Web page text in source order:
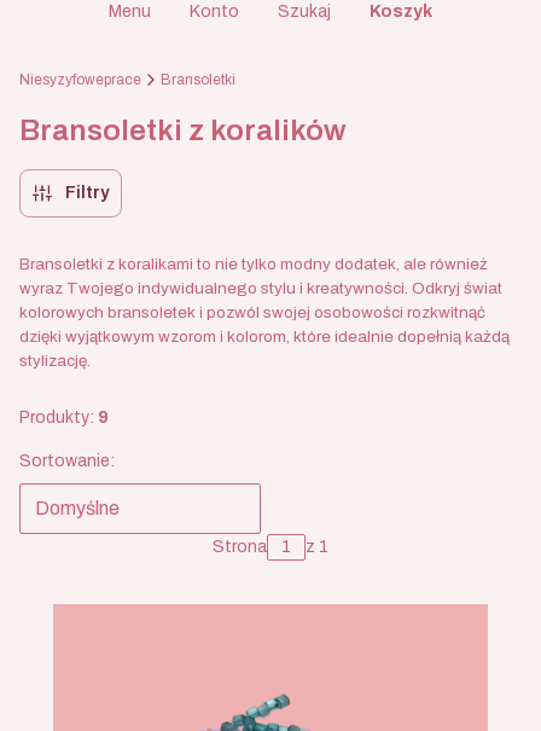
Menu Konto Szukaj Koszyk
Niesyzyfoweprace Bransoletki
Bransoletki z koralików
Filtry
Bransoletki z koralikami to nie tylko modny dodatek, ale również
wyraz Twojego indywidualnego stylu i kreatywności. Odkryj świat
kolorowych bransoletek i pozwól swojej osobowości rozkwitnąć
dzięki wyjątkowym wzorom i kolorom, które idealnie dopełnią każdą
stylizację.
Produkty: 9
Lista produktów
Sortowanie:
Domyślne
Strona z 1